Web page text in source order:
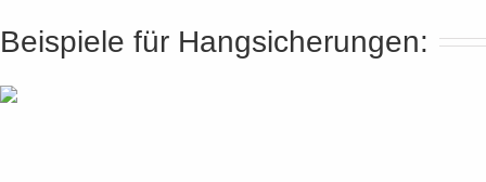
Beispiele für Hangsicherungen: